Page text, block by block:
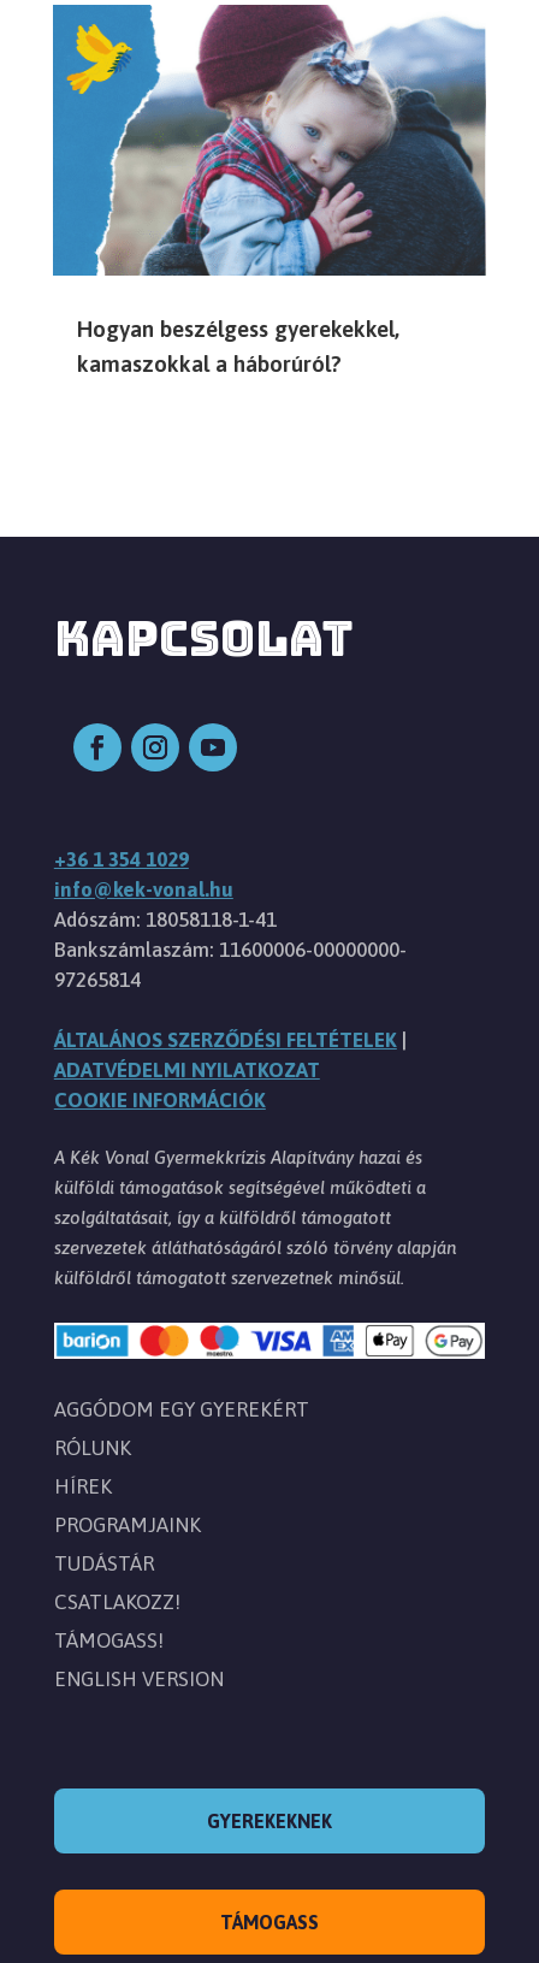
Hogyan beszélgess gyerekekkel,
kamaszokkal a háborúról?
KAPCSOLAT
+36 1 354 1029
info@kek-vonal.hu
Adószám: 18058118-1-41
Bankszámlaszám: 11600006-00000000-
97265814
ÁLTALÁNOS SZERZŐDÉSI FELTÉTELEK|
ADATVÉDELMI NYILATKOZAT
COOKIE INFORMÁCIÓK
A Kék Vonal Gyermekkrízis Alapítvány hazai és
külföldi támogatások segítségével működteti a
szolgáltatásait, így a külföldről támogatott
szervezetek átláthatóságáról szóló törvény alapján
külföldről támogatott szervezetnek minősül.
AGGÓDOM EGY GYEREKÉRT
RÓLUNK
HÍREK
PROGRAMJAINK
TUDÁSTÁR
CSATLAKOZZ!
TÁMOGASS!
ENGLISH VERSION
GYEREKEKNEK
TÁMOGASS